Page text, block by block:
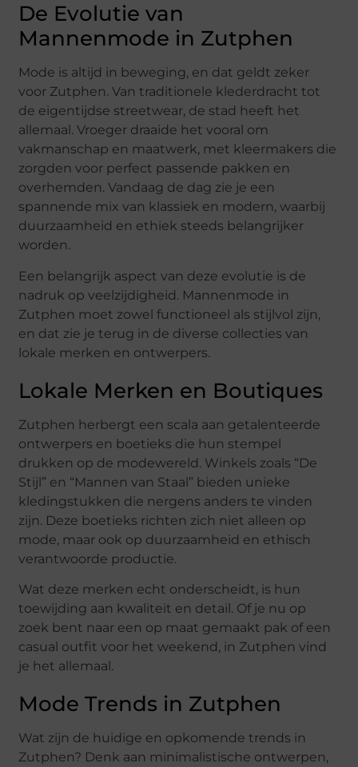
De Evolutie van
Mannenmode in Zutphen
Mode is altijd in beweging, en dat geldt zeker
voor Zutphen. Van traditionele klederdracht tot
de eigentijdse streetwear, de stad heeft het
allemaal. Vroeger draaide het vooral om
vakmanschap en maatwerk, met kleermakers die
zorgden voor perfect passende pakken en
overhemden. Vandaag de dag zie je een
spannende mix van klassiek en modern, waarbij
duurzaamheid en ethiek steeds belangrijker
worden.
Een belangrijk aspect van deze evolutie is de
nadruk op veelzijdigheid. Mannenmode in
Zutphen moet zowel functioneel als stijlvol zijn,
en dat zie je terug in de diverse collecties van
lokale merken en ontwerpers.
Lokale Merken en Boutiques
Zutphen herbergt een scala aan getalenteerde
ontwerpers en boetieks die hun stempel
drukken op de modewereld. Winkels zoals “De
Stijl” en “Mannen van Staal” bieden unieke
kledingstukken die nergens anders te vinden
zijn. Deze boetieks richten zich niet alleen op
mode, maar ook op duurzaamheid en ethisch
verantwoorde productie.
Wat deze merken echt onderscheidt, is hun
toewijding aan kwaliteit en detail. Of je nu op
zoek bent naar een op maat gemaakt pak of een
casual outfit voor het weekend, in Zutphen vind
je het allemaal.
Mode Trends in Zutphen
Wat zijn de huidige en opkomende trends in
Zutphen? Denk aan minimalistische ontwerpen,